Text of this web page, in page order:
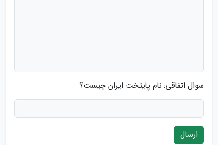
سوال اتفاقی: نام پایتخت ایران چیست؟
ارسال